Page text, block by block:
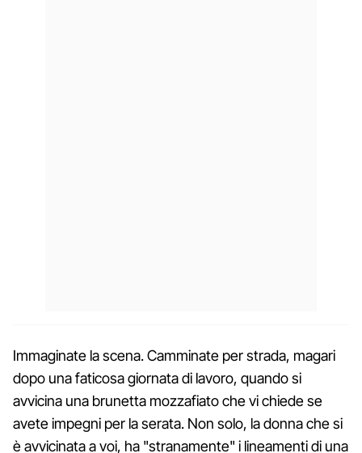
Immaginate la scena. Camminate per strada, magari
dopo una faticosa giornata di lavoro, quando si
avvicina una brunetta mozzafiato che vi chiede se
avete impegni per la serata. Non solo, la donna che si
è avvicinata a voi, ha "stranamente" i lineamenti di una